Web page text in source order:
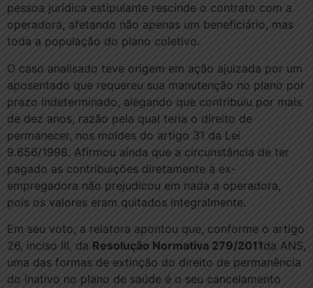
pessoa jurídica estipulante rescinde o contrato com a
operadora, afetando não apenas um beneficiário, mas
toda a população do plano coletivo.
O caso analisado teve origem em ação ajuizada por um
aposentado que requereu sua manutenção no plano por
prazo indeterminado, alegando que contribuiu por mais
de dez anos, razão pela qual teria o direito de
permanecer, nos moldes do artigo 31 da Lei
9.656/1998. Afirmou ainda que a circunstância de ter
pagado as contribuições diretamente à ex-
empregadora não prejudicou em nada a operadora,
pois os valores eram quitados integralmente.
Em seu voto, a relatora apontou que, conforme o artigo
26, inciso III, da Resolução Normativa 279/2011da ANS,
uma das formas de extinção do direito de permanência
do inativo no plano de saúde é o seu cancelamento